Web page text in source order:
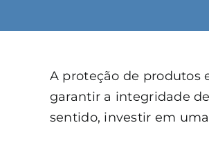
A proteção de produtos
garantir a integridade
sentido, investir em